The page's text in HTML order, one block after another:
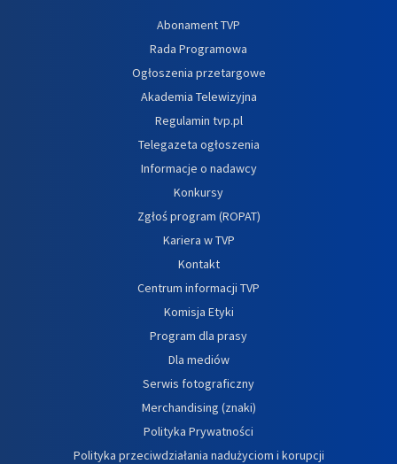
Abonament TVP
Rada Programowa
Ogłoszenia przetargowe
Akademia Telewizyjna
Regulamin tvp.pl
Telegazeta ogłoszenia
Informacje o nadawcy
Konkursy
Zgłoś program (ROPAT)
Kariera w TVP
Kontakt
Centrum informacji TVP
Komisja Etyki
Program dla prasy
Dla mediów
Serwis fotograficzny
Merchandising (znaki)
Polityka Prywatności
Polityka przeciwdziałania nadużyciom i korupcji